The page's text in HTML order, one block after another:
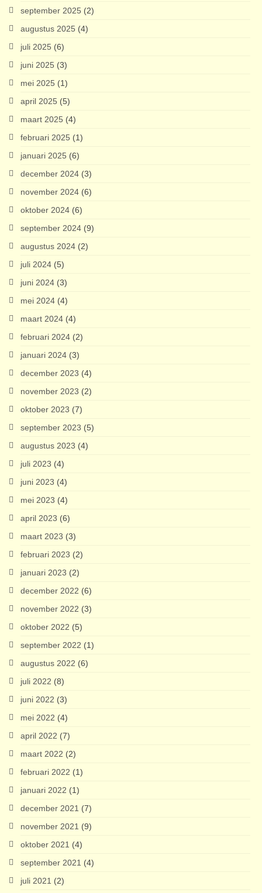
september 2025 (2)
augustus 2025 (4)
juli 2025 (6)
juni 2025 (3)
mei 2025 (1)
april 2025 (5)
maart 2025 (4)
februari 2025 (1)
januari 2025 (6)
december 2024 (3)
november 2024 (6)
oktober 2024 (6)
september 2024 (9)
augustus 2024 (2)
juli 2024 (5)
juni 2024 (3)
mei 2024 (4)
maart 2024 (4)
februari 2024 (2)
januari 2024 (3)
december 2023 (4)
november 2023 (2)
oktober 2023 (7)
september 2023 (5)
augustus 2023 (4)
juli 2023 (4)
juni 2023 (4)
mei 2023 (4)
april 2023 (6)
maart 2023 (3)
februari 2023 (2)
januari 2023 (2)
december 2022 (6)
november 2022 (3)
oktober 2022 (5)
september 2022 (1)
augustus 2022 (6)
juli 2022 (8)
juni 2022 (3)
mei 2022 (4)
april 2022 (7)
maart 2022 (2)
februari 2022 (1)
januari 2022 (1)
december 2021 (7)
november 2021 (9)
oktober 2021 (4)
september 2021 (4)
juli 2021 (2)